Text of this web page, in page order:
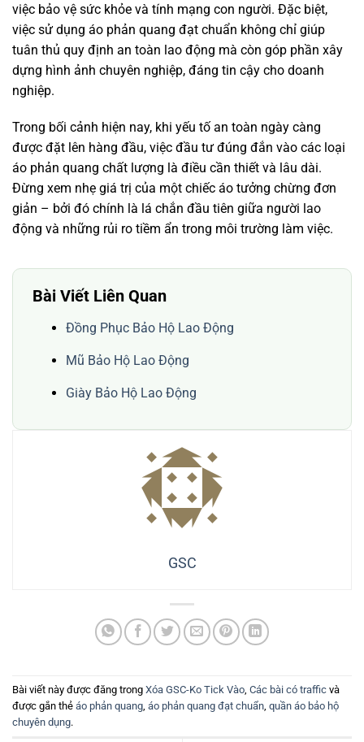
việc bảo vệ sức khỏe và tính mạng con người. Đặc biệt,
việc sử dụng áo phản quang đạt chuẩn không chỉ giúp
tuân thủ quy định an toàn lao động mà còn góp phần xây
dựng hình ảnh chuyên nghiệp, đáng tin cậy cho doanh
nghiệp.
Trong bối cảnh hiện nay, khi yếu tố an toàn ngày càng
được đặt lên hàng đầu, việc đầu tư đúng đắn vào các loại
áo phản quang chất lượng là điều cần thiết và lâu dài.
Đừng xem nhẹ giá trị của một chiếc áo tưởng chừng đơn
giản – bởi đó chính là lá chắn đầu tiên giữa người lao
động và những rủi ro tiềm ẩn trong môi trường làm việc.
Bài Viết Liên Quan
Đồng Phục Bảo Hộ Lao Động
Mũ Bảo Hộ Lao Động
Giày Bảo Hộ Lao Động
GSC
Bài viết này được đăng trong Xóa GSC-Ko Tick Vào Các bài có traffic và
được gắn thẻ áo phản quang áo phản quang đạt chuẩn quần áo bảo hộ
chuyên dụng.